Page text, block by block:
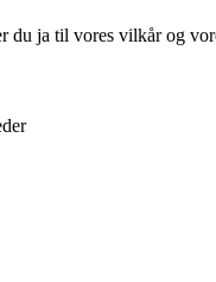
du ja til vores vilkår og